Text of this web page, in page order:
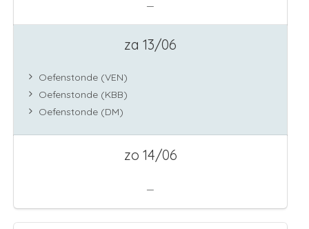
—
za 13/06
Oefenstonde (VEN)
Oefenstonde (KBB)
Oefenstonde (DM)
zo 14/06
—